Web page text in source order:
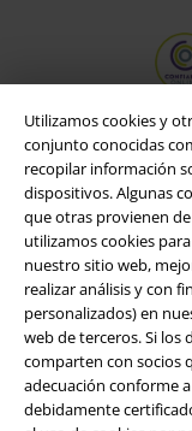
Utilizamos cookies y
conjunto conocidas
recopilar información
dispositivos. Algunas
que otras provienen
utilizamos cookies
nuestro sitio web,
realizar análisis y con
personalizados) en
web de terceros. Si los
comparten con socios
adecuación conforme
debidamente
Legal
Términos y Condiciones